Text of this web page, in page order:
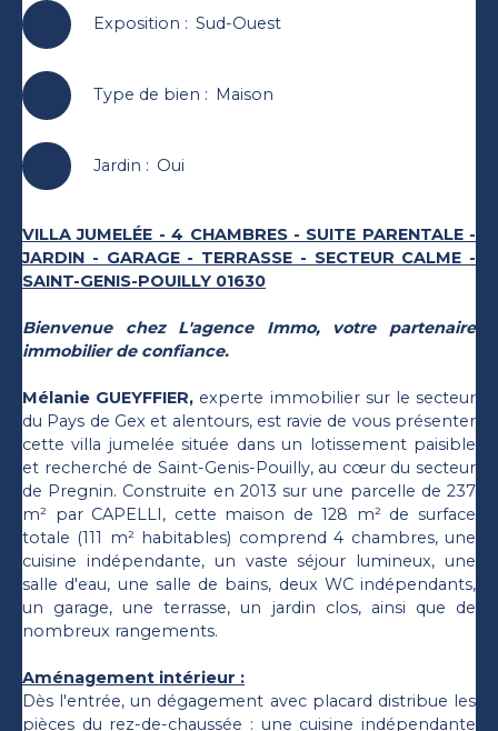
Exposition : Sud-Ouest
Type de bien : Maison
Jardin : Oui
VILLA JUMELÉE - 4 CHAMBRES - SUITE PARENTALE -
JARDIN - GARAGE - TERRASSE - SECTEUR CALME -
SAINT-GENIS-POUILLY 01630
Bienvenue chez L'agence Immo, votre partenaire
immobilier de confiance.
Mélanie GUEYFFIER, experte immobilier sur le secteur
du Pays de Gex et alentours, est ravie de vous présenter
cette villa jumelée située dans un lotissement paisible
et recherché de Saint-Genis-Pouilly, au cœur du secteur
de Pregnin. Construite en 2013 sur une parcelle de 237
m² par CAPELLI, cette maison de 128 m² de surface
totale (111 m² habitables) comprend 4 chambres, une
cuisine indépendante, un vaste séjour lumineux, une
salle d'eau, une salle de bains, deux WC indépendants,
un garage, une terrasse, un jardin clos, ainsi que de
nombreux rangements.
Aménagement intérieur :
Dès l'entrée, un dégagement avec placard distribue les
pièces du rez-de-chaussée : une cuisine indépendante